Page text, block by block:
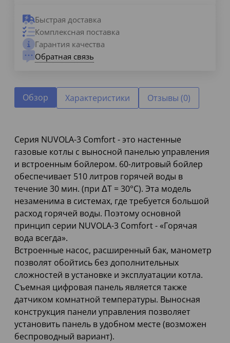
Быстрая доставка
Комплексная поставка
Гарантия качества
Обратная связь
Обзор Характеристики Отзывы (0)
Серия NUVOLA-3 Comfort - это настенные
газовые котлы с выносной панелью управления
и встроенным бойлером. 60-литровый бойлер
обеспечивает 510 литров горячей воды в
течение 30 мин. (при ΔТ = 30°С). Эта модель
незаменима в системах, где требуется большой
расход горячей воды. Поэтому основной
принцип серии NUVOLA-3 Comfort - «Горячая
вода всегда».
Встроенные насос, расширенный бак, манометр
позволят обойтись без дополнительных
сложностей в установке и эксплуатации котла.
Съемная цифровая панель является также
датчиком комнатной температуры. Выносная
конструкция панели управления позволяет
установить панель в удобном месте (возможен
беспроводный вариант).